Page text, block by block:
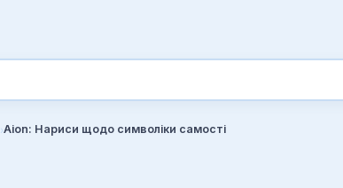
›Аion: Нариси щодо символіки самості